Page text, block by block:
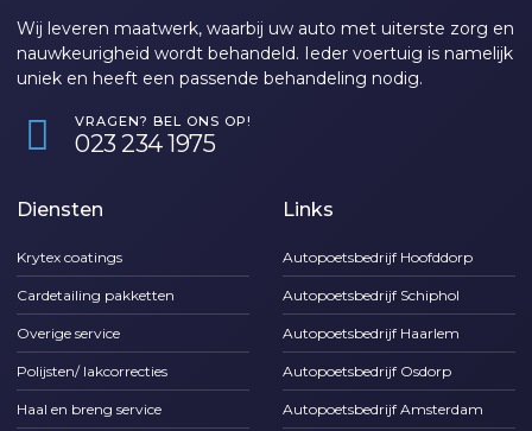
Wij leveren maatwerk, waarbij uw auto met uiterste zorg en
nauwkeurigheid wordt behandeld. Ieder voertuig is namelijk
uniek en heeft een passende behandeling nodig.
VRAGEN? BEL ONS OP!
‎023 234 1975
Diensten
Krytex coatings
Cardetailing pakketten
Overige service
Polijsten/ lakcorrecties
Haal en breng service
Links
Autopoetsbedrijf Hoofddorp
Autopoetsbedrijf Schiphol
Autopoetsbedrijf Haarlem
Autopoetsbedrijf Osdorp
Autopoetsbedrijf Amsterdam